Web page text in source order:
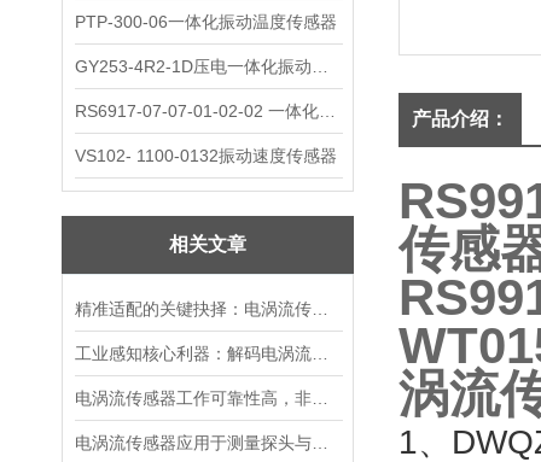
PTP-300-06一体化振动温度传感器
VS102- 1100-0132振动速度传感器
相关文章
产品介绍：
传感
涡流
1、